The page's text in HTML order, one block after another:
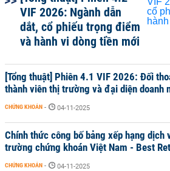
VIF 2026: Ngành dẫn
dắt, cổ phiếu trọng điểm
và hành vi dòng tiền mới
[Tổng thuật] Phiên 4.1 VIF 2026: Đối
thành viên thị trường và đại diện doanh
CHỨNG KHOÁN - 04-11-2025
Chính thức công bố bảng xếp hạng dịch
trường chứng khoán Việt Nam - Best
CHỨNG KHOÁN - 04-11-2025